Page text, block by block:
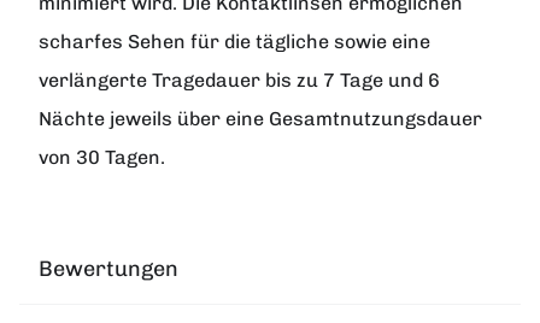
scharfes Sehen für die tägliche sowie eine
verlängerte Tragedauer bis zu 7 Tage und 6
Nächte jeweils über eine Gesamtnutzungsdauer
von 30 Tagen.
Bewertungen